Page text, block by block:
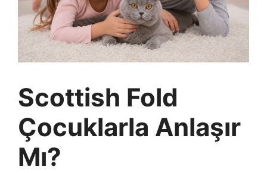
Scottish Fold
Çocuklarla Anlaşır
Mı?